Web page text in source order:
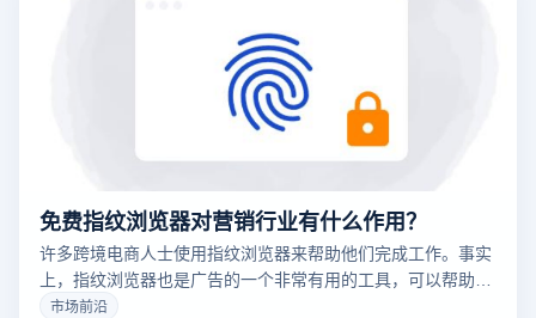
免费指纹浏览器对营销行业有什么作用？
许多跨境电商人士使用指纹浏览器来帮助他们完成工作。事实
上，指纹浏览器也是广告的一个非常有用的工具，可以帮助广
告营销人员解决许多问题。
市场前沿